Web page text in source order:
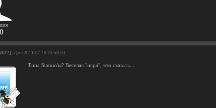
| Дата 2011-07-19 23:58:04
Типа Stamin'ы? Веселая "игра", что сказать...